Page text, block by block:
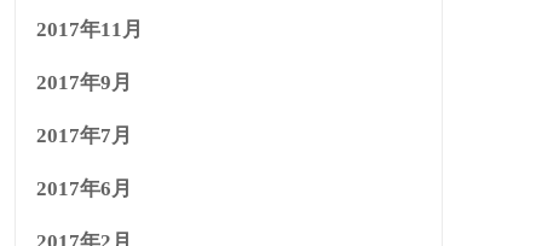
2017年11月
2017年9月
2017年7月
2017年6月
2017年2月